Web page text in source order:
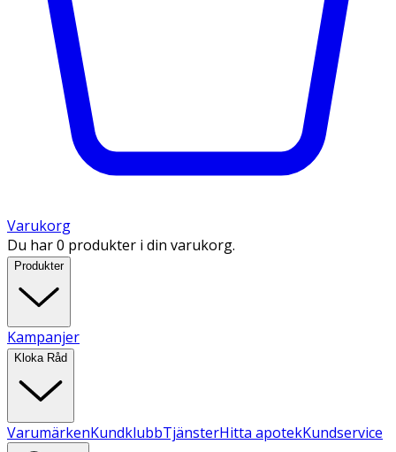
Varukorg
Du har 0 produkter i din varukorg.
Produkter
Kampanjer
Kloka Råd
VarumärkenKundklubbTjänsterHitta apotekKundservice